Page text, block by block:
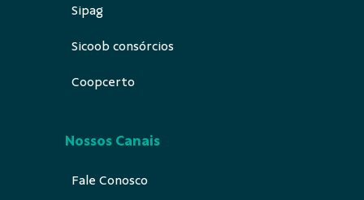
Sipag
Sicoob consórcios
Coopcerto
Nossos Canais
Fale Conosco